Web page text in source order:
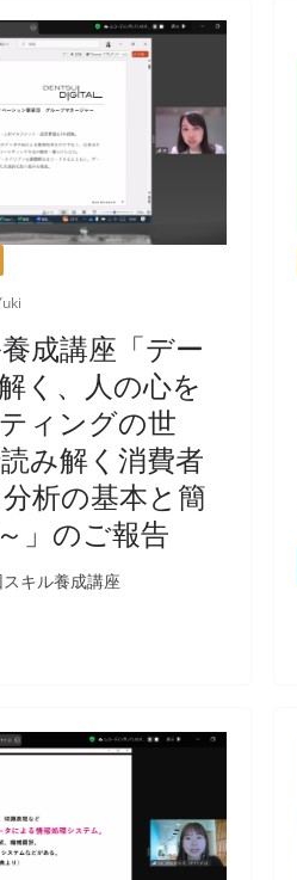
成講座「デー
く、人の心を
ィングの世
み解く消費者
析の基本と簡
」のご報告
キル養成講座